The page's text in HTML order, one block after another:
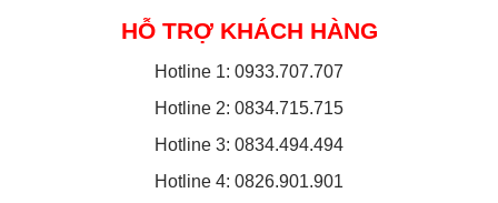
HỖ TRỢ KHÁCH HÀNG
Hotline 1: 0933.707.707
Hotline 2: 0834.715.715
Hotline 3: 0834.494.494
Hotline 4: 0826.901.901